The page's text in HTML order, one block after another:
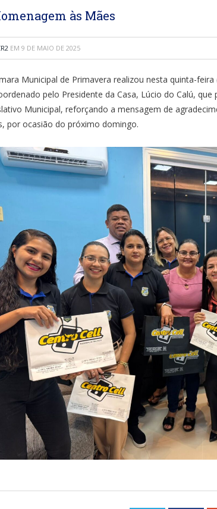
às Mães
EM 9 DE MAIO DE 2025
Municipal de Primavera realizou nesta quinta-
pelo Presidente da Casa, Lúcio do Calú,
Municipal, reforçando a mensagem de
por ocasião do próximo domingo.